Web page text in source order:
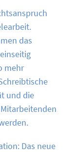
das
mehr
und die
Das neue